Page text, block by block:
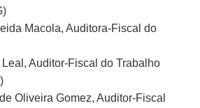
Macola, Auditora-Fiscal do
Auditor-Fiscal do Trabalho
Oliveira Gomez, Auditor-Fiscal